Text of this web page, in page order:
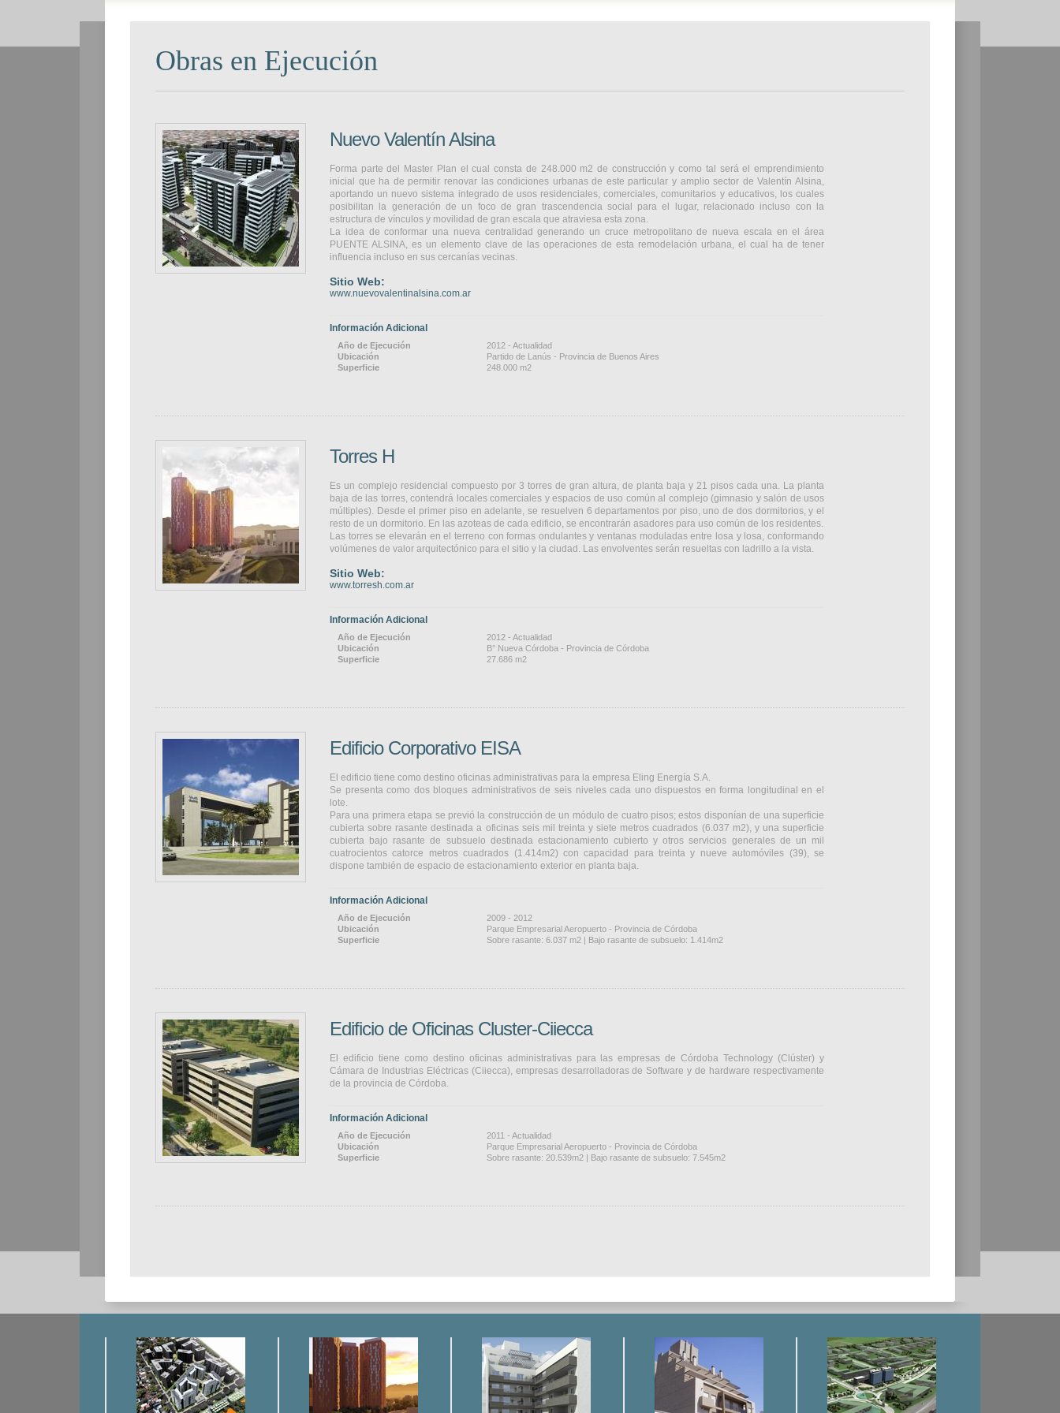
Obras en Ejecución
Nuevo Valentín Alsina
Forma parte del Master Plan el cual consta de 248.000 m2 de construcción y como tal será el emprendimiento
inicial que ha de permitir renovar las condiciones urbanas de este particular y amplio sector de Valentín Alsina,
aportando un nuevo sistema integrado de usos residenciales, comerciales, comunitarios y educativos, los cuales
posibilitan la generación de un foco de gran trascendencia social para el lugar, relacionado incluso con la
estructura de vínculos y movilidad de gran escala que atraviesa esta zona.
La idea de conformar una nueva centralidad generando un cruce metropolitano de nueva escala en el área
PUENTE ALSINA, es un elemento clave de las operaciones de esta remodelación urbana, el cual ha de tener
influencia incluso en sus cercanías vecinas.
Sitio Web:
www.nuevovalentinalsina.com.ar
Información Adicional
Año de Ejecución
2012 - Actualidad
Ubicación
Partido de Lanús - Provincia de Buenos Aires
Superficie
248.000 m2
Torres H
Es un complejo residencial compuesto por 3 torres de gran altura, de planta baja y 21 pisos cada una. La planta
baja de las torres, contendrá locales comerciales y espacios de uso común al complejo (gimnasio y salón de usos
múltiples). Desde el primer piso en adelante, se resuelven 6 departamentos por piso, uno de dos dormitorios, y el
resto de un dormitorio. En las azoteas de cada edificio, se encontrarán asadores para uso común de los residentes.
Las torres se elevarán en el terreno con formas ondulantes y ventanas moduladas entre losa y losa, conformando
volúmenes de valor arquitectónico para el sitio y la ciudad. Las envolventes serán resueltas con ladrillo a la vista.
Sitio Web:
www.torresh.com.ar
Información Adicional
Año de Ejecución
2012 - Actualidad
Ubicación
B° Nueva Córdoba - Provincia de Córdoba
Superficie
27.686 m2
Edificio Corporativo EISA
El edificio tiene como destino oficinas administrativas para la empresa Eling Energía S.A.
Se presenta como dos bloques administrativos de seis niveles cada uno dispuestos en forma longitudinal en el
lote.
Para una primera etapa se previó la construcción de un módulo de cuatro pisos; estos disponían de una superficie
cubierta sobre rasante destinada a oficinas seis mil treinta y siete metros cuadrados (6.037 m2), y una superficie
cubierta bajo rasante de subsuelo destinada estacionamiento cubierto y otros servicios generales de un mil
cuatrocientos catorce metros cuadrados (1.414m2) con capacidad para treinta y nueve automóviles (39), se
dispone también de espacio de estacionamiento exterior en planta baja.
Información Adicional
Año de Ejecución
2009 - 2012
Ubicación
Parque Empresarial Aeropuerto - Provincia de Córdoba
Superficie
Sobre rasante: 6.037 m2 | Bajo rasante de subsuelo: 1.414m2
Edificio de Oficinas Cluster-Ciiecca
El edificio tiene como destino oficinas administrativas para las empresas de Córdoba Technology (Clúster) y
Cámara de Industrias Eléctricas (Ciiecca), empresas desarrolladoras de Software y de hardware respectivamente
de la provincia de Córdoba.
Información Adicional
Año de Ejecución
2011 - Actualidad
Ubicación
Parque Empresarial Aeropuerto - Provincia de Córdoba
Superficie
Sobre rasante: 20.539m2 | Bajo rasante de subsuelo: 7.545m2